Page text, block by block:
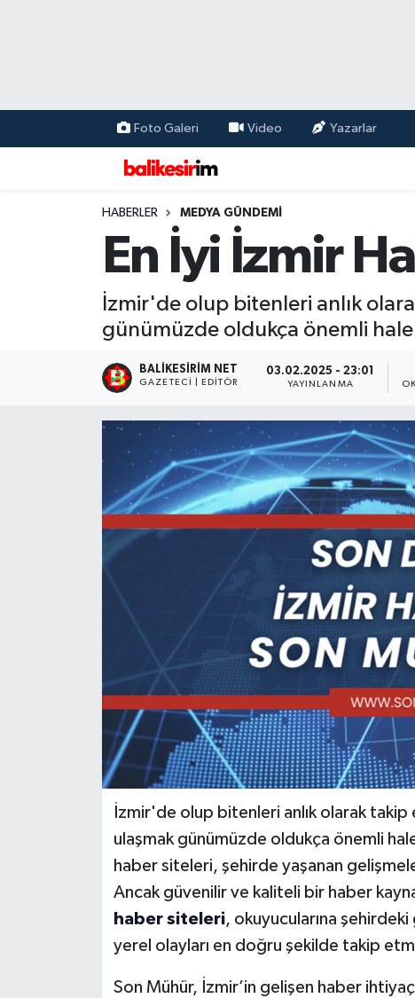
Foto Galeri Video Yazarlar
HABERLER MEDYA GÜNDEMİ
En İyi İzmir
İzmir'de olup bitenleri anlık
günümüzde oldukça önemli
BALIKESIRIM NET
GAZETECI | EDITÖR
03.02.2025 - 23:01
YAYINLANMA
İzmir'de olup bitenleri anlık olarak
ulaşmak günümüzde oldukça önemli
haber siteleri, şehirde yaşanan
Ancak güvenilir ve kaliteli bir haber
haber siteleri, okuyucularına
yerel olayları en doğru şekilde takip
Son Mühür, İzmir’in gelişen haber